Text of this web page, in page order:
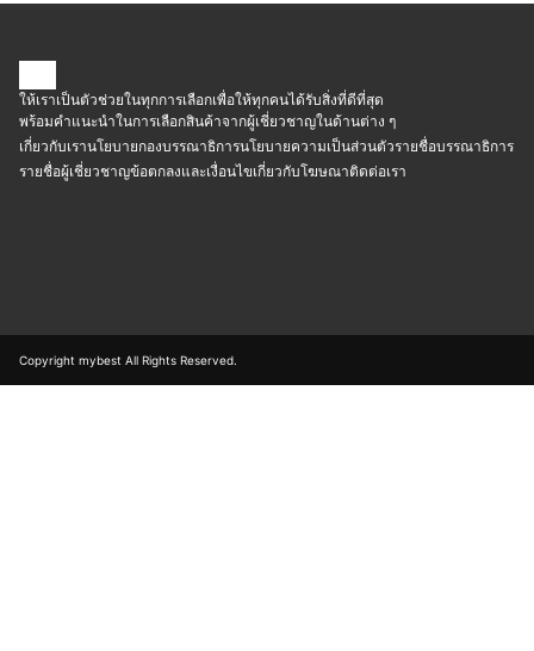
ให้เราเป็นตัวช่วยในทุกการเลือกเพื่อให้ทุกคนได้รับสิ่งที่ดีที่สุด
พร้อมคำแนะนำในการเลือกสินค้าจากผู้เชี่ยวชาญในด้านต่าง ๆ
เกี่ยวกับเรานโยบายกองบรรณาธิการนโยบายความเป็นส่วนตัวรายชื่อบรรณาธิการ
รายชื่อผู้เชี่ยวชาญข้อตกลงและเงื่อนไขเกี่ยวกับโฆษณาติดต่อเรา
Copyright mybest All Rights Reserved.